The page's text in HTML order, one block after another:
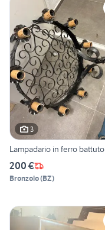
3
Lampadario in ferro battuto
200 €
Bronzolo(BZ)